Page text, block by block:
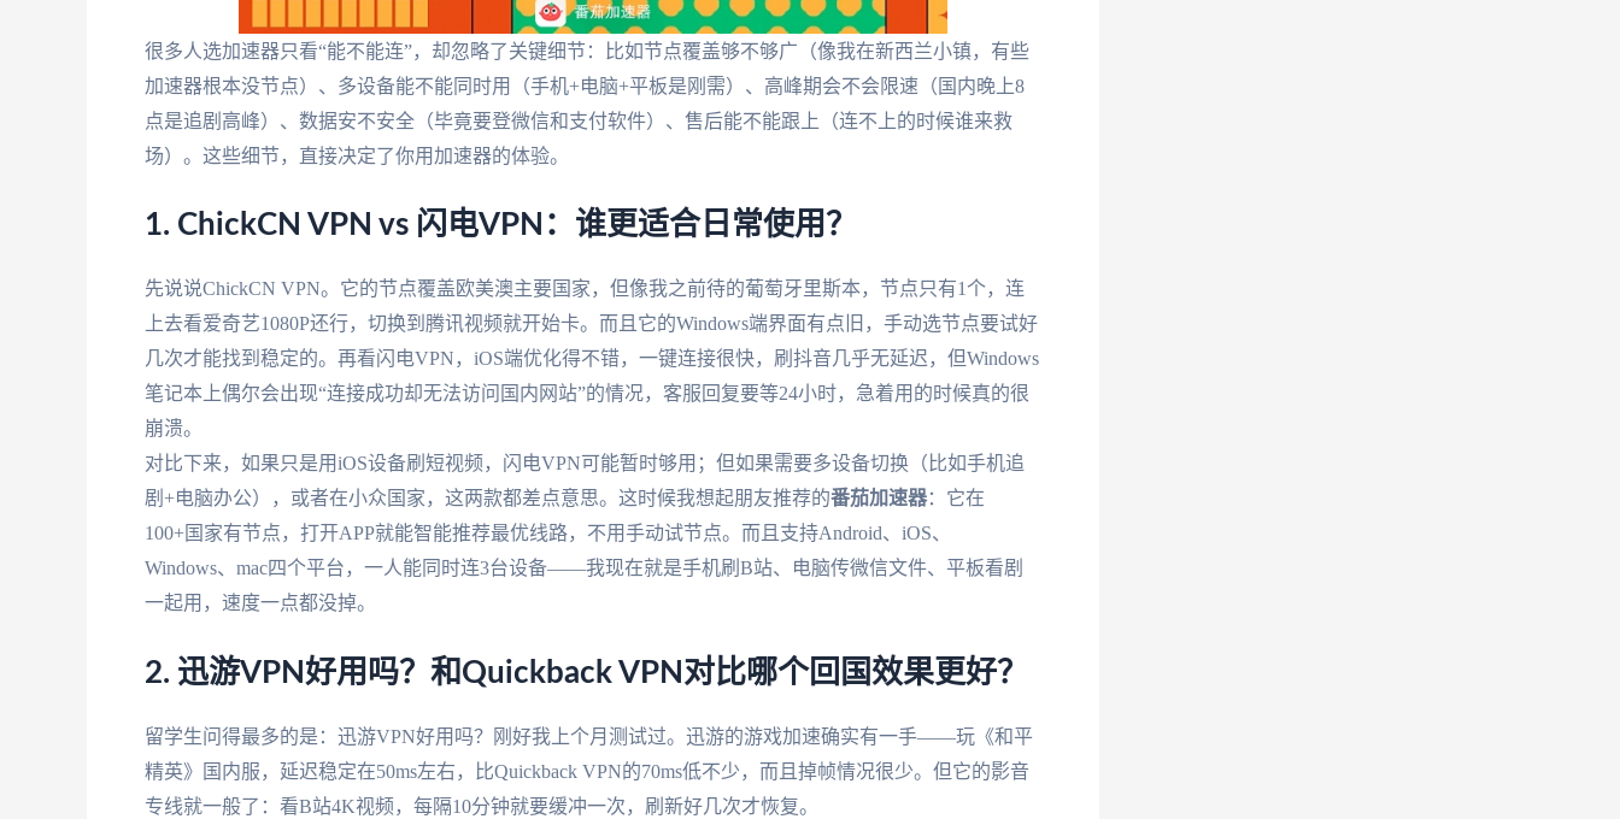
很多人选加速器只看“能不能连”，却忽略了关键细节：比如节点覆盖够不够广（像我在新西兰小镇，有些
加速器根本没节点）、多设备能不能同时用（手机+电脑+平板是刚需）、高峰期会不会限速（国内晚上8
点是追剧高峰）、数据安不安全（毕竟要登微信和支付软件）、售后能不能跟上（连不上的时候谁来救
场）。这些细节，直接决定了你用加速器的体验。
1. ChickCN VPN vs 闪电VPN：谁更适合日常使用？
先说说ChickCN VPN。它的节点覆盖欧美澳主要国家，但像我之前待的葡萄牙里斯本，节点只有1个，连
上去看爱奇艺1080P还行，切换到腾讯视频就开始卡。而且它的Windows端界面有点旧，手动选节点要试好
几次才能找到稳定的。再看闪电VPN，iOS端优化得不错，一键连接很快，刷抖音几乎无延迟，但Windows
笔记本上偶尔会出现“连接成功却无法访问国内网站”的情况，客服回复要等24小时，急着用的时候真的很
崩溃。
对比下来，如果只是用iOS设备刷短视频，闪电VPN可能暂时够用；但如果需要多设备切换（比如手机追
剧+电脑办公），或者在小众国家，这两款都差点意思。这时候我想起朋友推荐的番茄加速器：它在
100+国家有节点，打开APP就能智能推荐最优线路，不用手动试节点。而且支持Android、iOS、
Windows、mac四个平台，一人能同时连3台设备——我现在就是手机刷B站、电脑传微信文件、平板看剧
一起用，速度一点都没掉。
2. 迅游VPN好用吗？和Quickback VPN对比哪个回国效果更好？
留学生问得最多的是：迅游VPN好用吗？刚好我上个月测试过。迅游的游戏加速确实有一手——玩《和平
精英》国内服，延迟稳定在50ms左右，比Quickback VPN的70ms低不少，而且掉帧情况很少。但它的影音
专线就一般了：看B站4K视频，每隔10分钟就要缓冲一次，刷新好几次才恢复。